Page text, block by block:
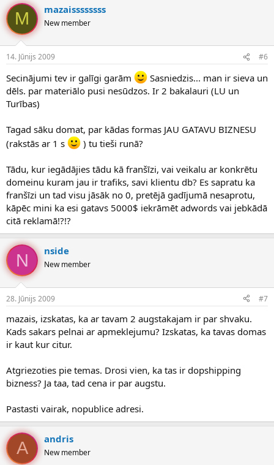
M mazaissssssss
New member
14. Jūnijs 2009 #6
Secinājumi tev ir galīgi garām
Sasniedzis... man ir sieva un
dēls. par materiālo pusi nesūdzos. Ir 2 bakalauri (LU un
Turības)
Tagad sāku domat, par kādas formas JAU GATAVU BIZNESU
(rakstās ar 1 s
) tu tieši runā?
Tādu, kur iegādājies tādu kā franšīzi, vai veikalu ar konkrētu
domeinu kuram jau ir trafiks, savi klientu db? Es sapratu ka
franšīzi un tad visu jāsāk no 0, pretējā gadījumā nesaprotu,
kāpēc mini ka esi gatavs 5000$ iekrāmēt adwords vai jebkādā
citā reklamā!?!?
N nside
New member
28. Jūnijs 2009 #7
mazais, izskatas, ka ar tavam 2 augstakajam ir par shvaku.
Kads sakars pelnai ar apmeklejumu? Izskatas, ka tavas domas
ir kaut kur citur.
Atgriezoties pie temas. Drosi vien, ka tas ir dopshipping
bizness? Ja taa, tad cena ir par augstu.
Pastasti vairak, nopublice adresi.
A andris
New member